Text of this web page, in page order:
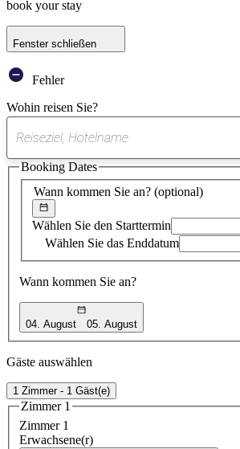
book your stay
Fenster schließen
Fehler
Wohin reisen Sie?
gefundener
Vorschlag
Wann kommen Sie an? (optional)
Wählen Sie den Starttermin
Wählen Sie das Enddatum
Wann kommen Sie an?
04. August 05. August
Booking Dates
Gäste auswählen
1 Zimmer - 1 Gäst(e)
Zimmer 1
Zimmer 1
Erwachsene(r)